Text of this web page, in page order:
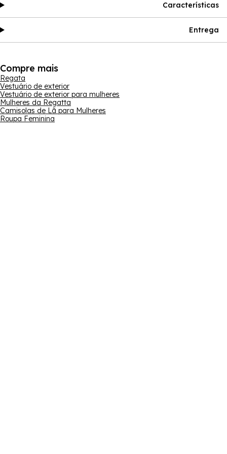
Características
Entrega
Compre mais
Regata
Vestuário de exterior
Vestuário de exterior para mulheres
Mulheres da Regatta
Camisolas de Lã para Mulheres
Roupa Feminina